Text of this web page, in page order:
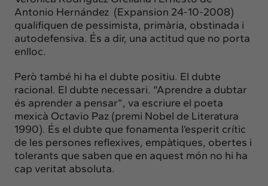
Antonio Hernández (Expansion 24-10-2008)
qualifiquen de pessimista, primària, obstinada i
autodefensiva. És a dir, una actitud que no porta
enlloc.
Però també hi ha el dubte positiu. El dubte
racional. El dubte necessari. “Aprendre a dubtar
és aprender a pensar”, va escriure el poeta
mexicà Octavio Paz (premi Nobel de Literatura
1990). És el dubte que fonamenta l’esperit crític
de les persones reflexives, empàtiques, obertes i
tolerants que saben que en aquest món no hi ha
cap veritat absoluta.